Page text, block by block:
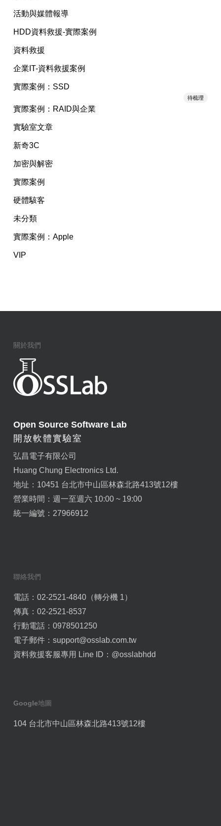
活動與媒體報導
HDD資料救援-實際案例
資料救援
企業IT-資料救援案例
實際案例：SSD
待梳理
實際案例：RAID與企業
實驗室文章
新奇3C
加密與解密
實際案例
硬體駭客
未分類
實際案例：Apple
VIP
關於我們
Open Source Software Lab
開放軟體實驗室
弘昌電子有限公司
Huang Chung Electronics Ltd.
地址：10451 台北市中山區林森北路413號12樓
營業時間：週一至週六 10:00 ~ 19:00
統一編號：27966912
聯絡我們
電話：02-2521-4840（轉分機 1）
傳真：02-2521-8537
行動電話：0978501250
電子郵件： support@osslab.com.tw
資料救援客服專用 Line ID： @osslabhdd
Google地圖
104 台北市中山區林森北路413號12樓